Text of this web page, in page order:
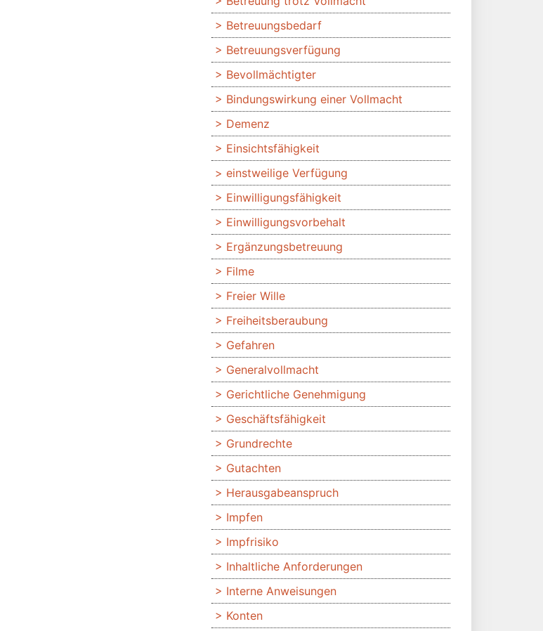
Betreuungsbedarf
Betreuungsverfügung
Bevollmächtigter
Bindungswirkung einer Vollmacht
Demenz
Einsichtsfähigkeit
einstweilige Verfügung
Einwilligungsfähigkeit
Einwilligungsvorbehalt
Ergänzungsbetreuung
Filme
Freier Wille
Freiheitsberaubung
Gefahren
Generalvollmacht
Gerichtliche Genehmigung
Geschäftsfähigkeit
Grundrechte
Gutachten
Herausgabeanspruch
Impfen
Impfrisiko
Inhaltliche Anforderungen
Interne Anweisungen
Konten